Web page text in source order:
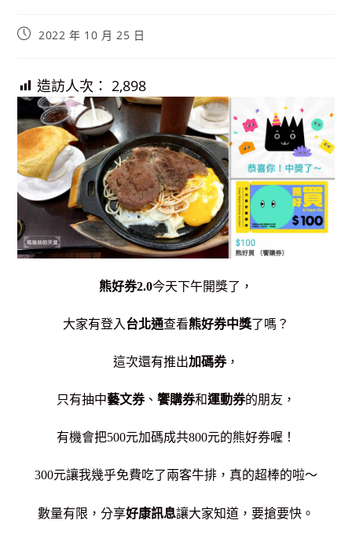
Post2022 年 10 月 25 日
造訪人次： 2,898
熊好券2.0今天下午開獎了，
大家有登入台北通查看熊好券中獎 了嗎？
這次還有推出加碼券，
只有抽中藝文券、 饗購券和運動券的朋友，
有機會把500元加碼成共800元的熊好券喔！
300元讓我幾乎免費吃了兩客牛排，真的超棒的啦～
數量有限，分享好康訊息讓大家知道，要搶要快。